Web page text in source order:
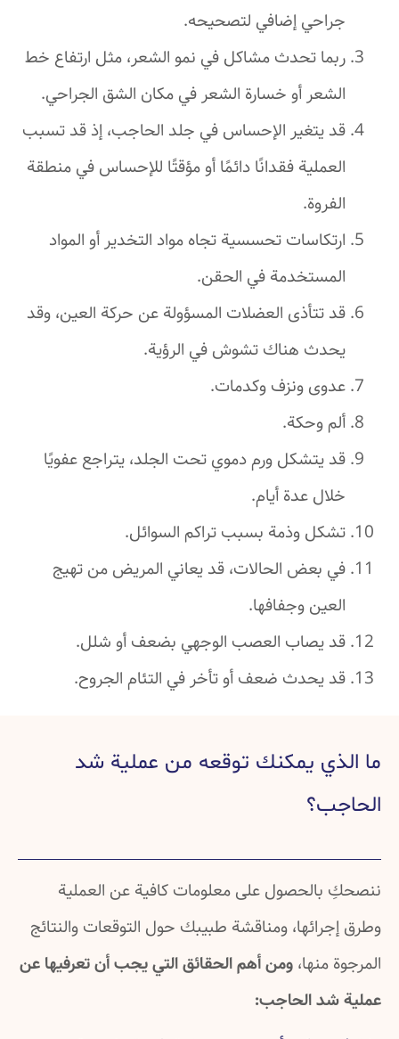
جراحي إضافي لتصحيحه.
ربما تحدث مشاكل في نمو الشعر، مثل ارتفاع خط
الشعر أو خسارة الشعر في مكان الشق الجراحي.
قد يتغير الإحساس في جلد الحاجب، إذ قد تسبب
العملية فقدانًا دائمًا أو مؤقتًا للإحساس في منطقة
الفروة.
ارتكاسات تحسسية تجاه مواد التخدير أو المواد
المستخدمة في الحقن.
قد تتأذى العضلات المسؤولة عن حركة العين، وقد
يحدث هناك تشوش في الرؤية.
عدوى ونزف وكدمات.
ألم وحكة.
قد يتشكل ورم دموي تحت الجلد، يتراجع عفويًا
خلال عدة أيام.
تشكل وذمة بسبب تراكم السوائل.
في بعض الحالات، قد يعاني المريض من تهيج
العين وجفافها.
قد يصاب العصب الوجهي بضعف أو شلل.
قد يحدث ضعف أو تأخر في التئام الجروح.
ما الذي يمكنك توقعه من عملية شد
الحاجب؟
ننصحكِ بالحصول على معلومات كافية عن العملية
وطرق إجرائها، ومناقشة طبيبك حول التوقعات والنتائج
المرجوة منها، ومن أهم الحقائق التي يجب أن تعرفيها عن
عملية شد الحاجب: